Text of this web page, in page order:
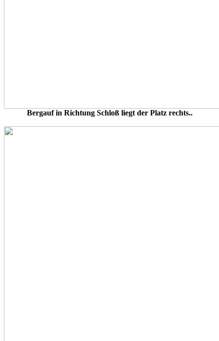
Bergauf in Richtung Schloß liegt der Platz rechts..